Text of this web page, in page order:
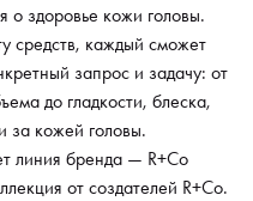
о здоровье кожи головы.
средств, каждый сможет
запрос и задачу: от
до гладкости, блеска,
за кожей головы.
линия бренда — R+Co
от создателей R+Co.